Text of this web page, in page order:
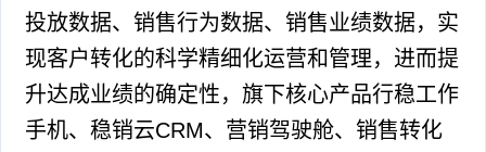
投放数据、销售行为数据、销售业绩数据，实
现客户转化的科学精细化运营和管理，进而提
升达成业绩的确定性，旗下核心产品行稳工作
手机、稳销云CRM、营销驾驶舱、销售转化